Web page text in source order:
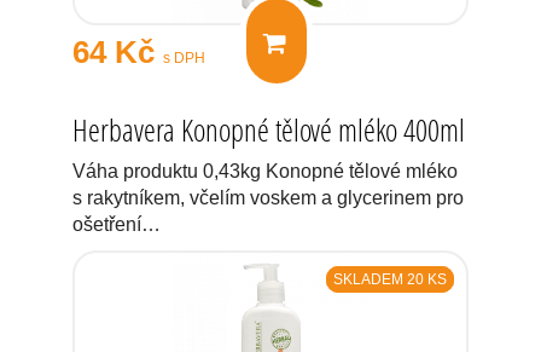
64 Kč s DPH
Herbavera Konopné tělové mléko 400ml
Váha produktu 0,43kg Konopné tělové mléko
s rakytníkem, včelím voskem a glycerinem pro
ošetření…
SKLADEM 20 KS